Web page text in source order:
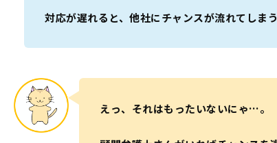
対応が遅れると、他社にチャンスが流れてしま
えっ、それはもったいないにゃ…。